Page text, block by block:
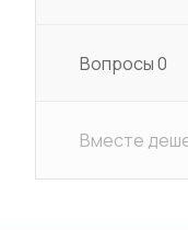
Вопросы0
Вместе